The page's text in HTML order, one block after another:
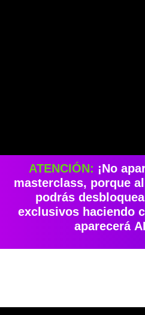
ATENCIÓN: ¡No
masterclass, porque
podrás
exclusivos haciendo
aparecerá